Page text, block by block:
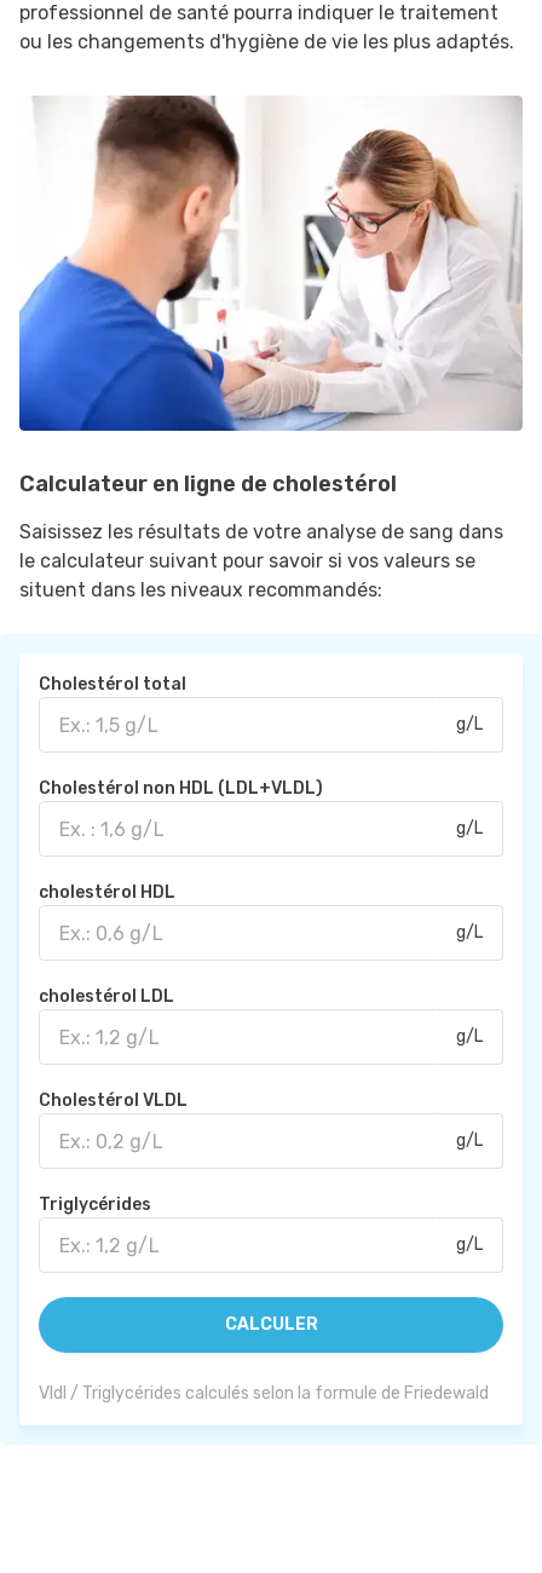
professionnel de santé pourra indiquer le traitement
ou les changements d'hygiène de vie les plus adaptés.
Calculateur en ligne de cholestérol
Saisissez les résultats de votre analyse de sang dans
le calculateur suivant pour savoir si vos valeurs se
situent dans les niveaux recommandés:
Cholestérol total
g/L
Cholestérol non HDL (LDL+VLDL)
g/L
cholestérol HDL
g/L
cholestérol LDL
g/L
Cholestérol VLDL
g/L
Triglycérides
g/L
CALCULER
Vldl / Triglycérides calculés selon la formule de Friedewald